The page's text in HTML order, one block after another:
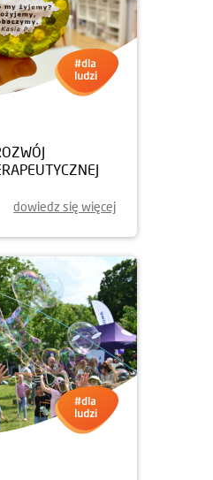
dowiedz się więcej